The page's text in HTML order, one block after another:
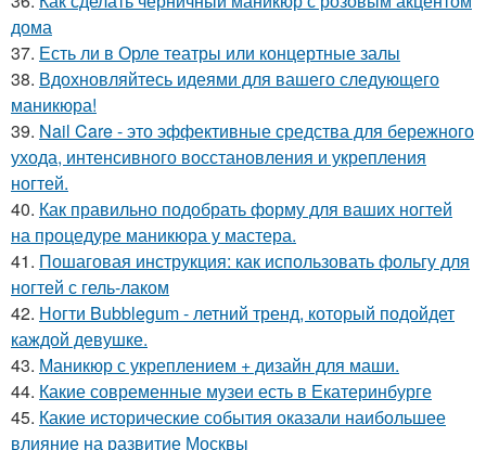
дома
37. Есть ли в Орле театры или концертные залы
38. Вдохновляйтесь идеями для вашего следующего
маникюра!
39. Nail Care - это эффективные средства для бережного
ухода, интенсивного восстановления и укрепления
ногтей.
40. Как правильно подобрать форму для ваших ногтей
на процедуре маникюра у мастера.
41. Пошаговая инструкция: как использовать фольгу для
ногтей с гель-лаком
42. Ногти Bubblegum - летний тренд, который подойдет
каждой девушке.
43. Маникюр с укреплением + дизайн для маши.
44. Какие современные музеи есть в Екатеринбурге
45. Какие исторические события оказали наибольшее
влияние на развитие Москвы